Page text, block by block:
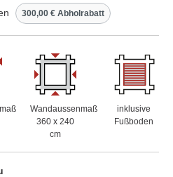
300,00 € Abholrabatt
Wandaussenmaß
360 x 240
cm
inklusive
Fußboden